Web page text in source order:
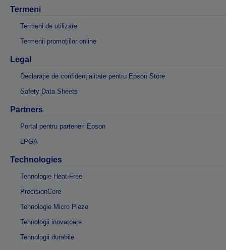
Termeni
Termeni de utilizare
Termenii promoțiilor online
Legal
Declarație de confidențialitate pentru Epson Store
Safety Data Sheets
Partners
Portal pentru parteneri Epson
LPGA
Technologies
Tehnologie Heat-Free
PrecisionCore
Tehnologie Micro Piezo
Tehnologii inovatoare
Tehnologii durabile